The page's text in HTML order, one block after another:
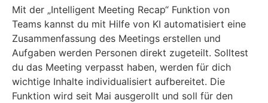
Mit der „Intelligent Meeting Recap“ Funktion von
Teams kannst du mit Hilfe von KI automatisiert eine
Zusammenfassung des Meetings erstellen und
Aufgaben werden Personen direkt zugeteilt. Solltest
du das Meeting verpasst haben, werden für dich
wichtige Inhalte individualisiert aufbereitet. Die
Funktion wird seit Mai ausgerollt und soll für den